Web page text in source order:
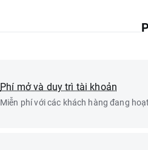
Phí mở và duy trì tài khoản
Miễn phí với các khách hàng đang